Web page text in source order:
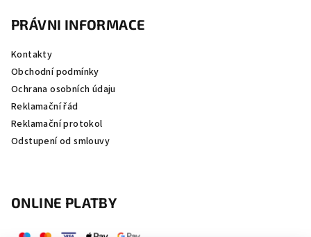
PRÁVNI INFORMACE
Kontakty
Obchodní podmínky
Ochrana osobních údaju
Reklamační řád
Reklamační protokol
Odstupení od smlouvy
ONLINE PLATBY